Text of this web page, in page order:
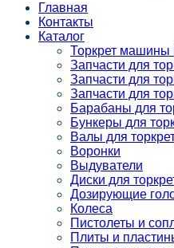
Главная
Контакты
Каталог
Торкрет машины
Запчасти для
Запчасти для
Запчасти для
Барабаны для
Бункеры для
Валы для
Воронки
Выдуватели
Диски для
Дозирующие
Колеса
Пистолеты и
Плиты и